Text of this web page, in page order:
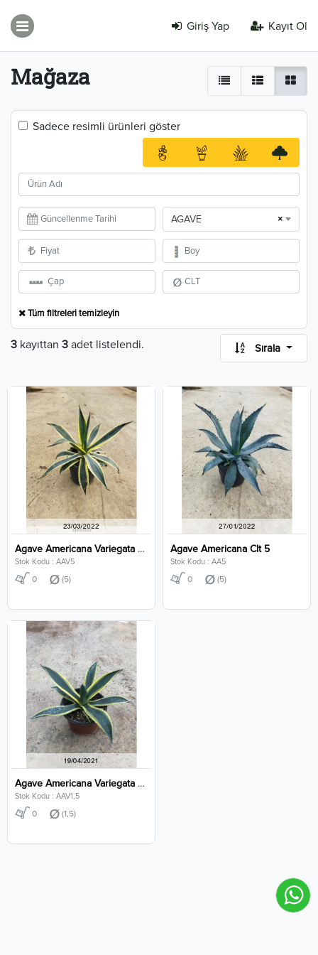
Giriş Yap Kayıt Ol
Mağaza
Sadece resimli ürünleri göster
×
AGAVE
Tüm filtreleri temizleyin
3 kayıttan 3 adet listelendi. Sırala
Agave Americana Variegata Clt 5
Stok Kodu : AAV5
0 (5)
Agave Americana Clt 5
Stok Kodu : AA5
0 (5)
Agave Americana Variegata Clt 1,5
Stok Kodu : AAV1,5
0 (1,5)